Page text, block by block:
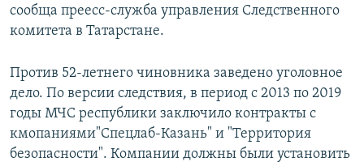
сообща преесс-служба управления Следственного
комитета в Татарстане.
Против 52-летнего чиновника заведено уголовное
дело. По версии следствия, в период с 2013 по 2019
годы МЧС республики заключило контракты с
кмопаниями"Спецлаб-Казань" и "Территория
безопасности". Компании должны были установить